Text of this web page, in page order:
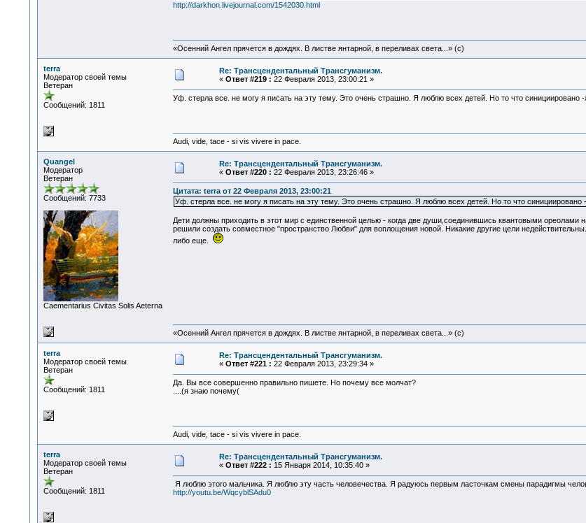
http://darkhon.livejournal.com/1542030.html
«Осенний Ангел прячется в дождях. В листве янтарной, в переливах света...» (c)
terra
Модератор своей темы
Ветеран
Сообщений: 1811
Re: Трансцендентальный Трансгуманизм.
« Ответ #219 : 22 Февраля 2013, 23:00:21 »
Уф. стерла все. не могу я писать на эту тему. Это очень страшно. Я люблю всех детей. Но то что синициировано -
Audi, vide, tace - si vis vivere in pace.
Quangel
Модератор
Ветеран
Сообщений: 7733
Сaementarius Civitas Solis Aeterna
Re: Трансцендентальный Трансгуманизм.
« Ответ #220 : 22 Февраля 2013, 23:26:46 »
Цитата: terra от 22 Февраля 2013, 23:00:21
Уф. стерла все. не могу я писать на эту тему. Это очень страшно. Я люблю всех детей. Но то что синициировано
Дети должны приходить в этот мир с единственной целью - когда две души,соединившись квантовыми ореолами
решили создать совместное "пространство Любви" для воплощения новой. Никакие другие цели
либо еще.
«Осенний Ангел прячется в дождях. В листве янтарной, в переливах света...» (c)
terra
Модератор своей темы
Ветеран
Сообщений: 1811
Re: Трансцендентальный Трансгуманизм.
« Ответ #221 : 22 Февраля 2013, 23:29:34 »
Да. Вы все совершенно правильно пишете. Но почему все молчат?
....(я знаю почему(
Audi, vide, tace - si vis vivere in pace.
terra
Модератор своей темы
Ветеран
Сообщений: 1811
Re: Трансцендентальный Трансгуманизм.
« Ответ #222 : 15 Января 2014, 10:35:40 »
Я люблю этого мальчика. Я люблю эту часть человечества. Я радуюсь первым ласточкам смены парадигмы
http://youtu.be/WqcyblSAdu0